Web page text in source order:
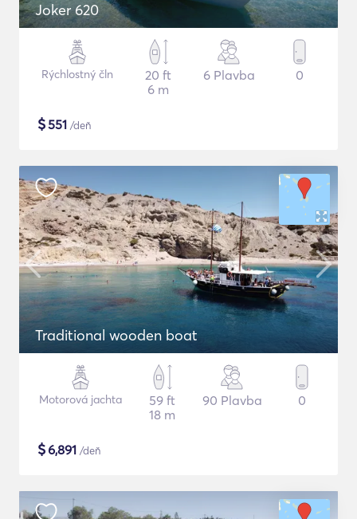
Joker 620
Rýchlostný čln
20 ft
6 m
6 Plavba 0
$551 /deň
Traditional wooden boat
Motorová jachta
59 ft
18 m
90 Plavba 0
$6,891 /deň